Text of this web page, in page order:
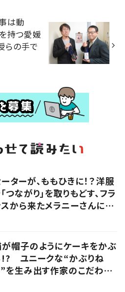
は動
持つ愛媛
の手で
ターが、ももひきに！？洋服
つながり」を取りもどす、フラ
から来たメラニーさんに学
帽子のようにケーキをかぶ
ユニークな“かぶりね
を生み出す作家のこだわり